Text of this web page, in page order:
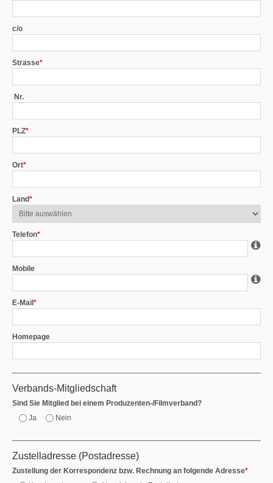
c/o
Strasse*
Nr.
PLZ*
Ort*
Land*
Telefon*
Mobile
E-Mail *
Homepage
Verbands-Mitgliedschaft
Sind Sie Mitglied bei einem Produzenten-/Filmverband?
Ja
Nein
Zustelladresse (Postadresse)
Zustellung der Korrespondenz bzw. Rechnung an folgende Adresse*